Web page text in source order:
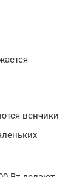
венчики